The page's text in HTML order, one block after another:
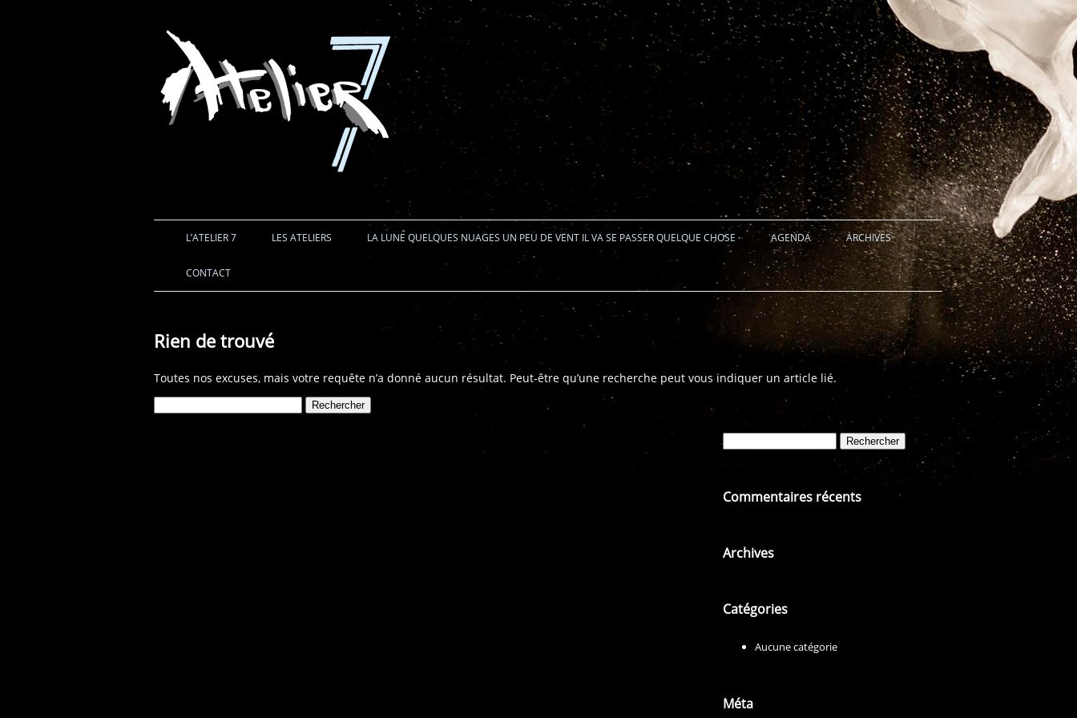
Aller au contenu
L’ATELIER 7 LES ATELIERS LA LUNE QUELQUES NUAGES UN PEU DE VENT IL VA SE PASSER QUELQUE CHOSE AGENDA ARCHIVES
CONTACT
Rien de trouvé
Toutes nos excuses, mais votre requête n’a donné aucun résultat. Peut-être qu’une recherche peut vous indiquer un article lié.
Commentaires récents
Archives
Catégories
Aucune catégorie
Méta